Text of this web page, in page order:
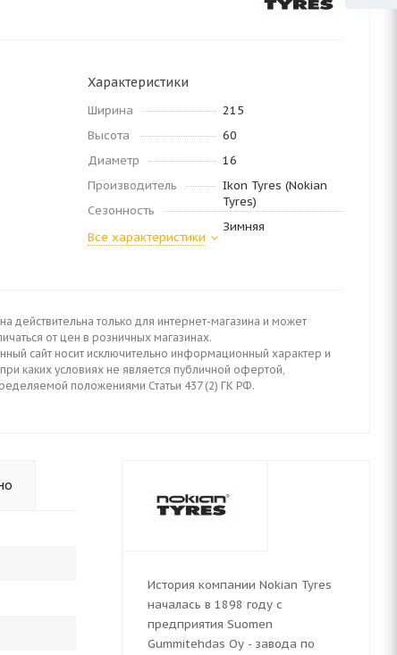
Характеристики
Ширина
215
Высота
60
Диаметр
16
Производитель
Ikon Tyres (Nokian
Tyres)
Сезонность
Зимняя
Все характеристики
действительна только для интернет-магазина и может
от цен в розничных магазинах.
сайт носит исключительно информационный характер и
каких условиях не является публичной офертой,
положениями Статьи 437 (2) ГК РФ.
История компании Nokian Tyres
началась в 1898 году с
предприятия Suomen
Gummitehdas Oy - завода по